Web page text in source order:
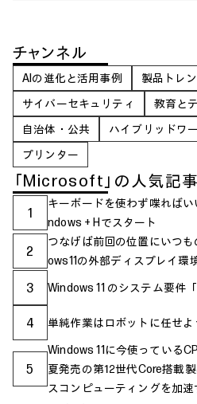
チャンネル
AIの進化と活用事例
製品トレ
サイバーセキュリティ
教育と
自治体・公共
ハイブリッドワ
プリンター
「Microsoft」の人気記事
1
キーボードを使わず喋れば
ndows + Hでスタート
2
つなげば前回の位置にいつ
ows11の外部ディスプレイ環
3 Windows 11 のシステム要件
4 単純作業はロボットに任せ
5
Windows 11に今使っている
夏発売の第12世代Core搭載
スコンピューティングを加速